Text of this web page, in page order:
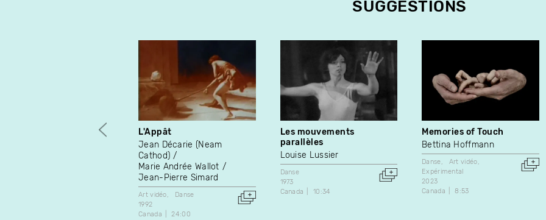
SUGGESTIONS
L'Appât
Jean Décarie (Neam
Cathod)
Marie Andrée Wallot
Jean-Pierre Simard
Art vidéo
Danse
1992
Canada
24:00
Les mouvements
parallèles
Louise Lussier
Danse
1973
Canada
10:34
Memories of Touch
Bettina Hoffmann
Danse
Art vidéo
Expérimental
2023
Canada
8:53